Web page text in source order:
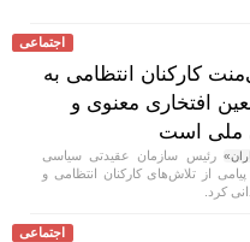
اجتماعی
کارکنان انتظامی به
افتخاری معنوی و
ملی است
رئیس سازمان عقیدتی سیاسی
از تلاش‌های کارکنان انتظامی و
کرد.
اجتماعی